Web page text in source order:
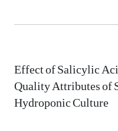
Effect of Salicylic
Quality Attributes of
Hydroponic Culture